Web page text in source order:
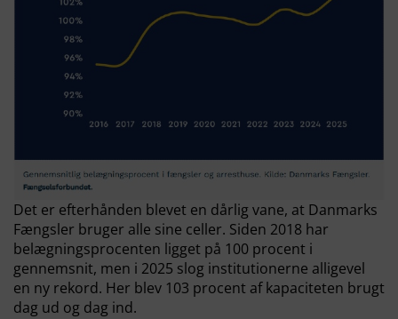
Det er efterhånden blevet en dårlig vane, at Danmarks
Fængsler bruger alle sine celler. Siden 2018 har
belægningsprocenten ligget på 100 procent i
gennemsnit, men i 2025 slog institutionerne alligevel
en ny rekord. Her blev 103 procent af kapaciteten brugt
dag ud og dag ind.